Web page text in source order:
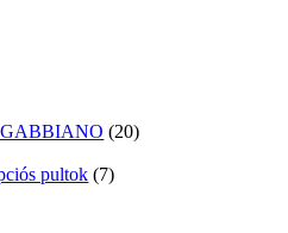
GABBIANO (20)
pultok (7)